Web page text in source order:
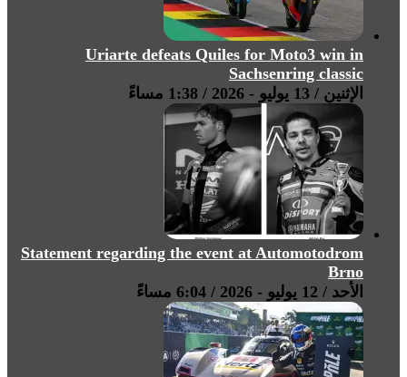
Uriarte defeats Quiles for Moto3 win in
Sachsenring classic
الإثنين / 13 يوليو - 2026 / 1:38 مساءً
Statement regarding the event at Automotodrom
Brno
الأحد / 12 يوليو - 2026 / 6:04 مساءً